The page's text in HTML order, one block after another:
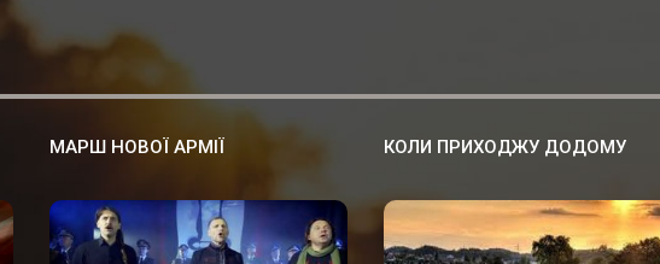
МАРШ НОВОЇ АРМІЇ КОЛИ ПРИХОДЖУ ДОДОМУ